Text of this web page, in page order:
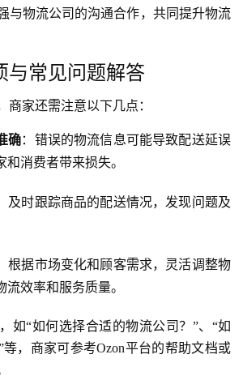
与物流公司的沟通合作，共同提升物流
与常见问题解答
商家还需注意以下几点：
确：错误的物流信息可能导致配送延误
和消费者带来损失。
及时跟踪商品的配送情况，发现问题及
根据市场变化和顾客需求，灵活调整物
流效率和服务质量。
如“如何选择合适的物流公司？”、“如
，商家可参考Ozon平台的帮助文档或